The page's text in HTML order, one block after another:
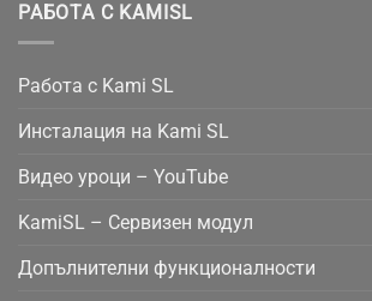
РАБОТА С KAMISL
Работа с Kami SL
Инсталация на Kami SL
Видео уроци – YouTube
KamiSL – Сервизен модул
Допълнителни функционалности